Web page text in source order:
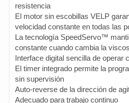
resistencia
El motor sin escobillas VELP
velocidad constante en todas las
La tecnología SpeedServo™
constante cuando cambia la
Interface digital sencilla de operar
El timer integrado permite la
sin supervisión
Auto-reverse de la dirección de
Adecuado para trabajo continuo